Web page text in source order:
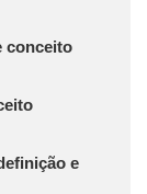
conceito
e